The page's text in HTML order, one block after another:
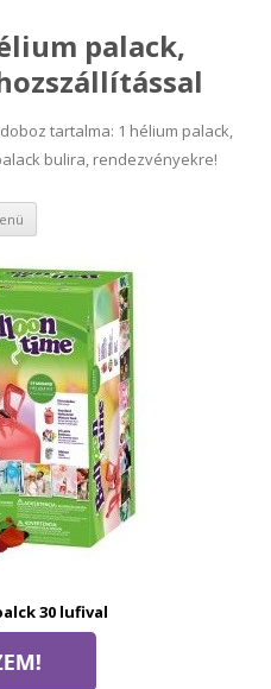
palack,
tartalma: 1 hélium palack,
bulira, rendezvényekre!
Tovább a tartalomra
30 lufival